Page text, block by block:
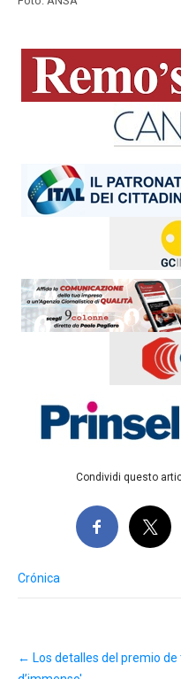
Condividi questo
Crónica
navigation
← Los detalles del premio